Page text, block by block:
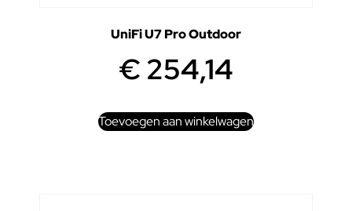
UniFi U7 Pro Outdoor
€254,14
Toevoegen aan winkelwagen